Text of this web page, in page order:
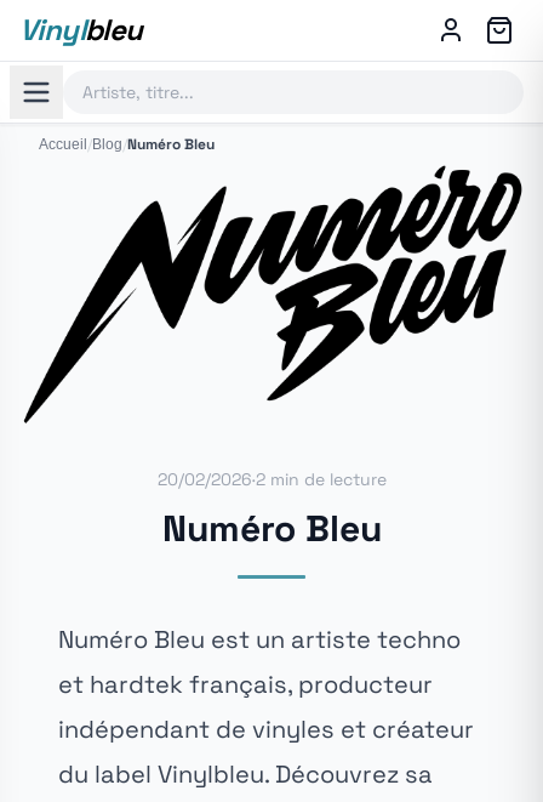
Vinylbleu
Accueil /Blog/Numéro Bleu
20/02/2026·2 min de lecture
Numéro Bleu
Numéro Bleu est un artiste techno
et hardtek français, producteur
indépendant de vinyles et créateur
du label Vinylbleu. Découvrez sa